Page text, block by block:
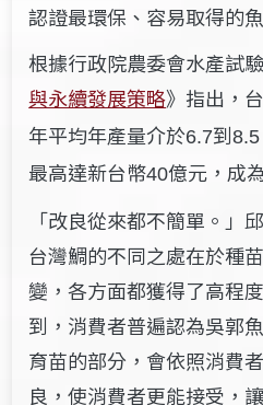
認證最環保、容易取得的
根據行政院農委會水產試
與永續發展策略》指出，
年平均年產量介於6.7到8.5
最高達新台幣40億元，成
「改良從來都不簡單。」
台灣鯛的不同之處在於種
變，各方面都獲得了高程
到，消費者普遍認為吳郭
育苗的部分，會依照消費
良，使消費者更能接受，